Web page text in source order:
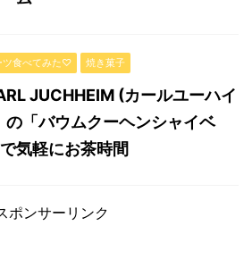
ツ食べてみた♡ 焼き菓子
JUCHHEIM (カールユーハイ
の「バウムクーヘンシャイベ
気軽にお茶時間
ポンサーリンク